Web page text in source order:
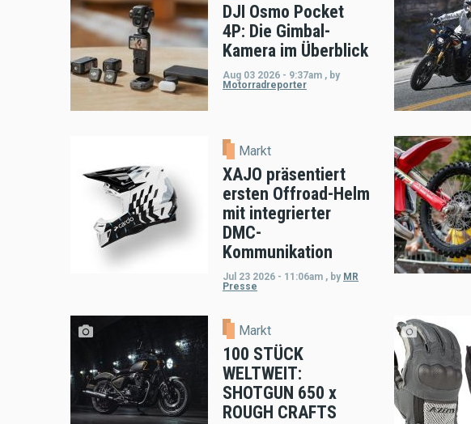
DJI Osmo Pocket
4P: Die Gimbal-
Kamera im Überblick
Aug 03 2026 - 9:37am , by
Motorradreporter
Markt
XAJO präsentiert
ersten Offroad-Helm
mit integrierter
DMC-
Kommunikation
Jul 23 2026 - 11:06am , by MR
Presse
Markt
100 STÜCK
WELTWEIT:
SHOTGUN 650 x
ROUGH CRAFTS